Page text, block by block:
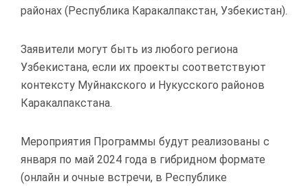
районах (Республика Каракалпакстан, Узбекистан).
Заявители могут быть из любого региона
Узбекистана, если их проекты соответствуют
контексту Муйнакского и Нукусского районов
Каракалпакстана.
Мероприятия Программы будут реализованы с
января по май 2024 года в гибридном формате
(онлайн и очные встречи, в Республике